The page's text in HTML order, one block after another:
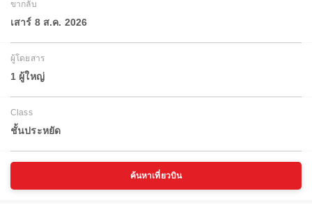
ขากลับ
เสาร์ 8 ส.ค. 2026
ผู้โดยสาร
1 ผู้ใหญ่
Class
ชั้นประหยัด
ค้นหาเที่ยวบิน